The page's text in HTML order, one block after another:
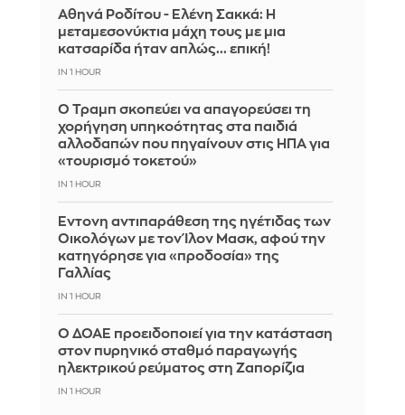
Αθηνά Ροδίτου - Ελένη Σακκά: Η
μεταμεσονύκτια μάχη τους με μια
κατσαρίδα ήταν απλώς... επική!
IN 1 HOUR
Ο Τραμπ σκοπεύει να απαγορεύσει τη
χορήγηση υπηκοότητας στα παιδιά
αλλοδαπών που πηγαίνουν στις ΗΠΑ για
«τουρισμό τοκετού»
IN 1 HOUR
Έντονη αντιπαράθεση της ηγέτιδας των
Οικολόγων με τον Ίλον Μασκ, αφού την
κατηγόρησε για «προδοσία» της
Γαλλίας
IN 1 HOUR
Ο ΔΟΑΕ προειδοποιεί για την κατάσταση
στον πυρηνικό σταθμό παραγωγής
ηλεκτρικού ρεύματος στη Ζαπορίζια
IN 1 HOUR